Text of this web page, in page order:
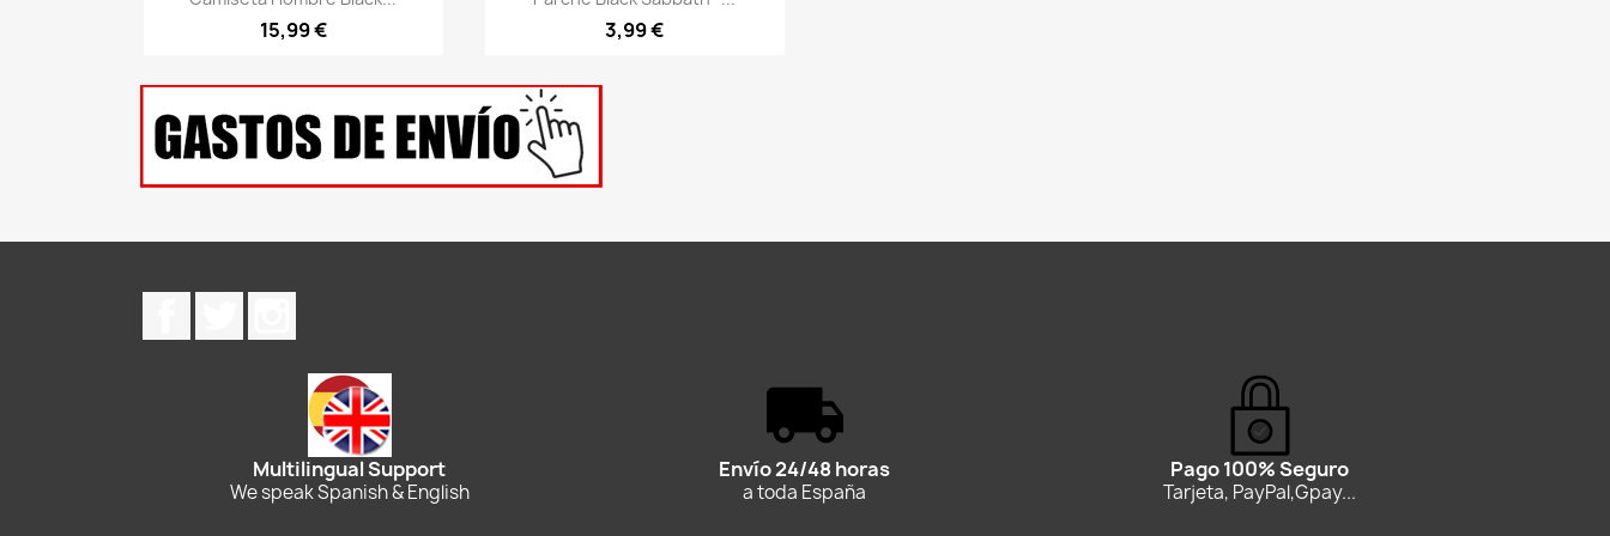
15,99 € 3,99 €
Multilingual Support
We speak Spanish & English
Envío 24/48 horas
a toda España
Pago 100% Seguro
Tarjeta, PayPal,Gpay...